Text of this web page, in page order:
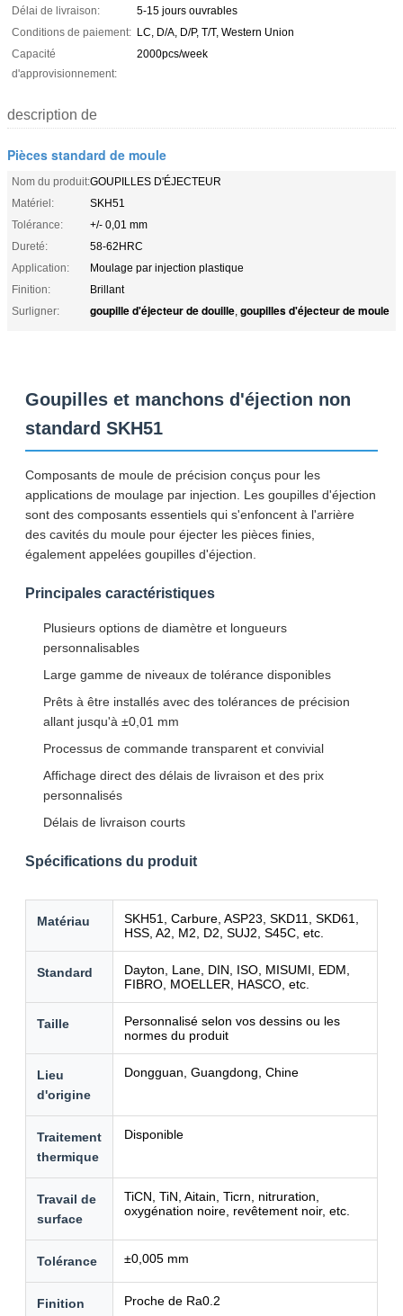
Laisser un message
Nous vous rappellerons bientôt!
Délai de livraison:
5-15 jours ouvrables
Conditions de paiement: LC, D/A, D/P, T/T, Western Union
Capacité
d'approvisionnement:
2000pcs/week
description de
Pièces standard de moule
Nom du produit:GOUPILLES D'ÉJECTEUR
Matériel:
SKH51
Tolérance:
+/- 0,01 mm
Dureté:
58-62HRC
Application:
Moulage par injection plastique
Finition:
Brillant
Surligner:
goupille d'éjecteur de douille, goupilles d'éjecteur de moule
Goupilles et manchons d'éjection non
standard SKH51
Composants de moule de précision conçus pour les
applications de moulage par injection. Les goupilles d'éjection
sont des composants essentiels qui s'enfoncent à l'arrière
des cavités du moule pour éjecter les pièces finies,
également appelées goupilles d'éjection.
Principales caractéristiques
Plusieurs options de diamètre et longueurs
personnalisables
Large gamme de niveaux de tolérance disponibles
Prêts à être installés avec des tolérances de précision
allant jusqu'à ±0,01 mm
Processus de commande transparent et convivial
Affichage direct des délais de livraison et des prix
personnalisés
Délais de livraison courts
Spécifications du produit
Matériau
SKH51, Carbure, ASP23, SKD11, SKD61,
HSS, A2, M2, D2, SUJ2, S45C, etc.
Standard
Dayton, Lane, DIN, ISO, MISUMI, EDM,
FIBRO, MOELLER, HASCO, etc.
Taille
Personnalisé selon vos dessins ou les
normes du produit
Lieu
d'origine
Dongguan, Guangdong, Chine
Traitement
thermique
Disponible
Travail de
surface
TiCN, TiN, Aitain, Ticrn, nitruration,
oxygénation noire, revêtement noir, etc.
Tolérance ±0,005 mm
Finition Proche de Ra0.2